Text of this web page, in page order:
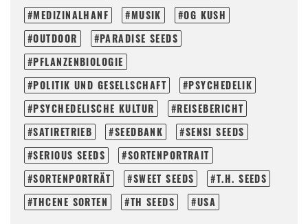
MEDIZINALHANF
MUSIK
OG KUSH
OUTDOOR
PARADISE SEEDS
PFLANZENBIOLOGIE
POLITIK UND GESELLSCHAFT
PSYCHEDELIK
PSYCHEDELISCHE KULTUR
REISEBERICHT
SATIRETRIEB
SEEDBANK
SENSI SEEDS
SERIOUS SEEDS
SORTENPORTRAIT
SORTENPORTRÄT
SWEET SEEDS
T.H. SEEDS
THCENE SORTEN
TH SEEDS USA